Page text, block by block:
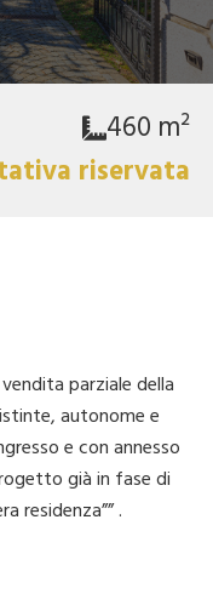
460 m²
riservata
parziale della
autonome e
e con annesso
già in fase di
residenza”” .